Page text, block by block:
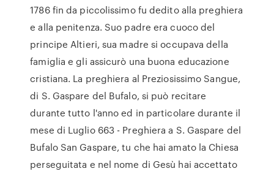
1786 fin da piccolissimo fu dedito alla preghiera
e alla penitenza. Suo padre era cuoco del
principe Altieri, sua madre si occupava della
famiglia e gli assicurò una buona educazione
cristiana. La preghiera al Preziosissimo Sangue,
di S. Gaspare del Bufalo, si può recitare
durante tutto l'anno ed in particolare durante il
mese di Luglio 663 - Preghiera a S. Gaspare del
Bufalo San Gaspare, tu che hai amato la Chiesa
perseguitata e nel nome di Gesù hai accettato